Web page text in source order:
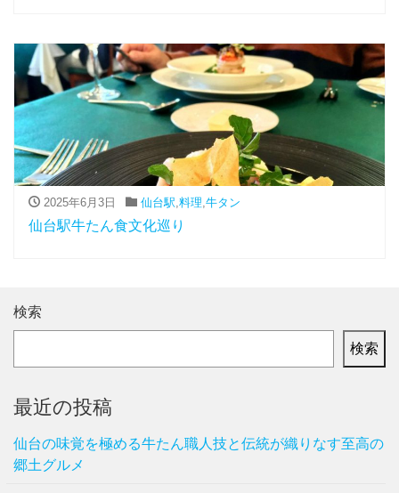
2025年6月3日 仙台駅 料理 牛タン
仙台駅牛たん食文化巡り
検索
検索
最近の投稿
仙台の味覚を極める牛たん職人技と伝統が織りなす至高の
郷土グルメ